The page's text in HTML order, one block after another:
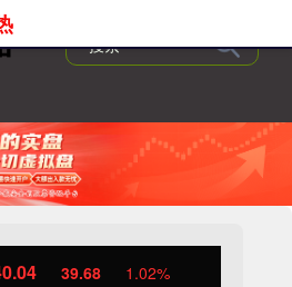
39.68 1.02%